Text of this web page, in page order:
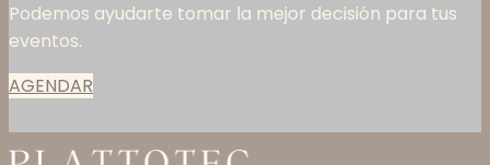
Podemos ayudarte tomar la mejor decisión para tus
eventos.
AGENDAR